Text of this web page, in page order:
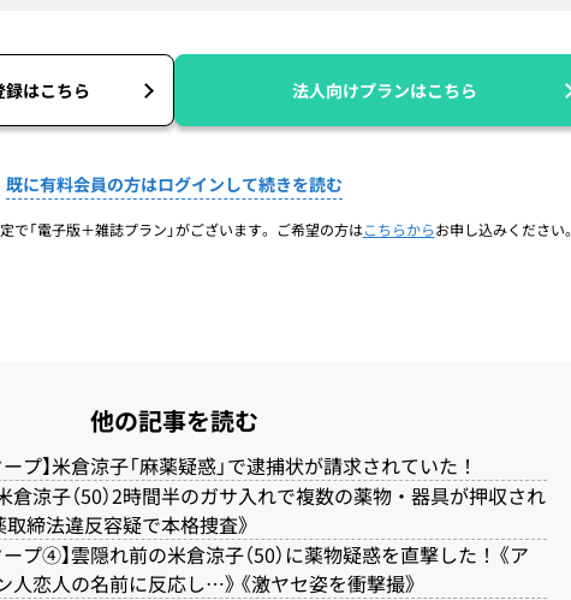
はこちら 法人向けプランはこちら
既に有料会員の方はログインして続きを読む
で「電子版＋雑誌プラン」がございます。ご希望の方はこちらからお申し込みください。
他の記事を読む
ープ】米倉涼子「麻薬疑惑」で逮捕状が請求されていた！
米倉涼子（50）2時間半のガサ入れで複数の薬物・器具が押収され
取締法違反容疑で本格捜査》
ープ④】雲隠れ前の米倉涼子（50）に薬物疑惑を直撃した！《ア
人恋人の名前に反応し…》《激ヤセ姿を衝撃撮》